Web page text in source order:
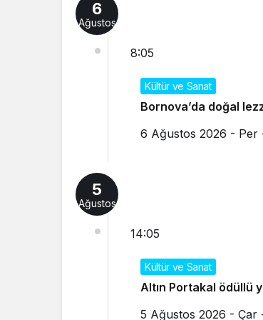
6
Ağustos
8:05
Kültür ve Sanat
Bornova’da doğal
6 Ağustos 2026 - Per
5
Ağustos
14:05
Kültür ve Sanat
Altın Portakal ödüllü
5 Ağustos 2026 - Çar